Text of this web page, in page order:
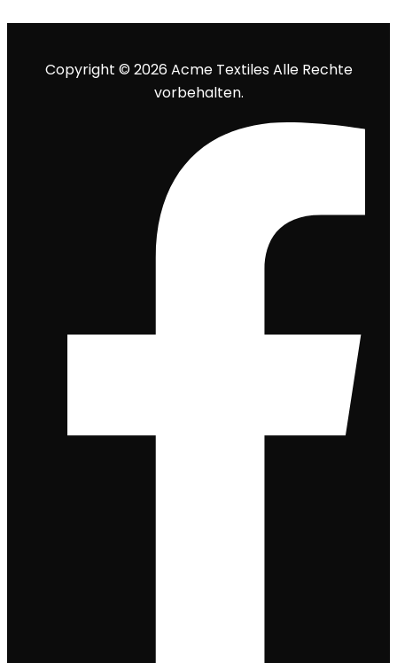
Copyright © 2026 Acme Textiles Alle Rechte
vorbehalten.